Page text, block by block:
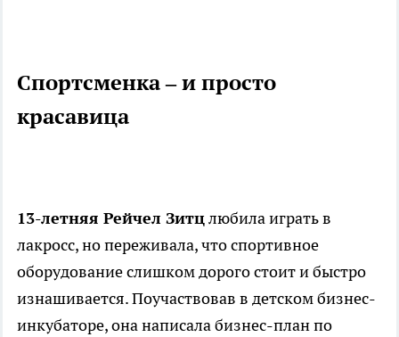
Спортсменка – и просто
красавица
13-летняя Рейчел Зитцлюбила играть в
лакросс, но переживала, что спортивное
оборудование слишком дорого стоит и быстро
изнашивается. Поучаствовав в детском бизнес-
инкубаторе, она написала бизнес-план по